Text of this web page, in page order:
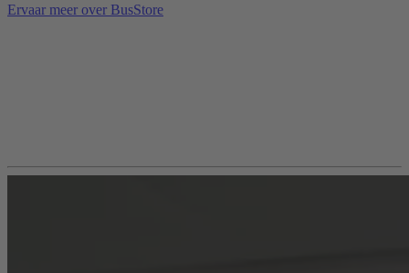
Ervaar meer over BusStore